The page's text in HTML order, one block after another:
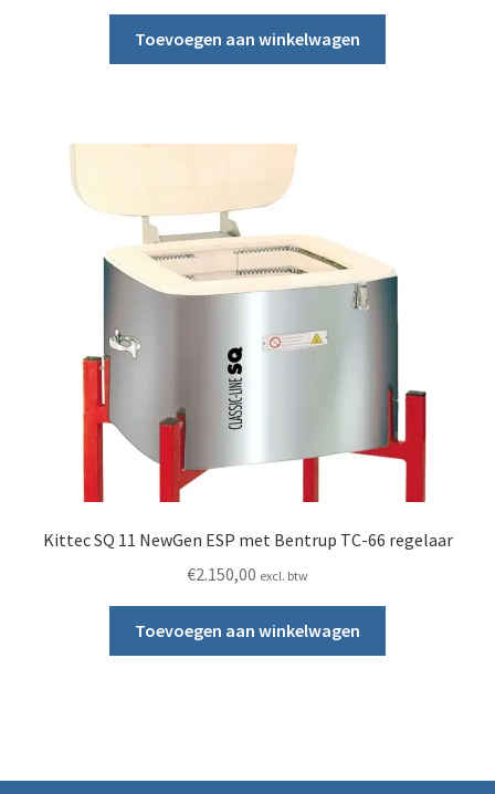
Toevoegen aan winkelwagen
Kittec SQ 11 NewGen ESP met Bentrup TC-66 regelaar
€2.150,00 excl. btw
Toevoegen aan winkelwagen